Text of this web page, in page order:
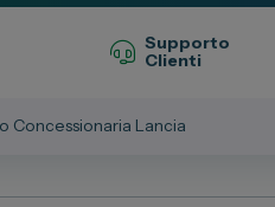
Supporto
Clienti
Concessionaria Lancia